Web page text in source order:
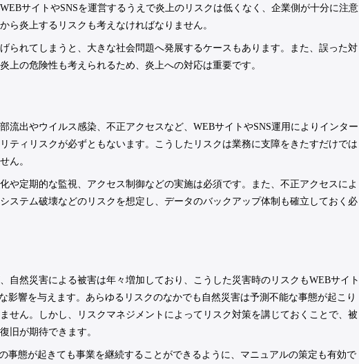
サイトやSNSを運営するうえで炎上のリスクは低くなく、企業側が十分に注意
ら炎上するリスクも考えなければなりません。
られてしまうと、大きな社会問題へ発展するケースもあります。また、誤った対
上の危険性も考えられるため、炎上への対応は重要です。
流出やウイルス感染、不正アクセスなど、WEBサイトやSNS運用によりインター
ティリスクが必ずともないます。こうしたリスクは業務に支障をきたすだけでは
ん。
や定期的な監視、アクセス制御などの実施は必須です。また、不正アクセスによ
ステム破壊などのリスクを想定し、データのバックアップ体制も確立しておく必
自然災害による被害は年々増加しており、こうした災害時のリスクもWEBサイト
影響を与えます。あらゆるリスクのなかでも自然災害は予測不能な事態が起こり
せん。しかし、リスクマネジメントによってリスク対策を講じておくことで、被
旧が期待できます。
事態が起きても事業を継続することができるように、マニュアルの策定も有効で